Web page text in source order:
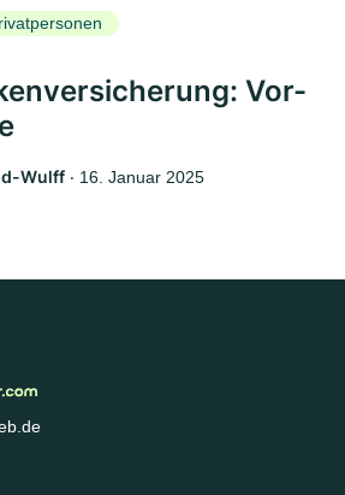
Vor-
Wulff ‧ 16. Januar 2025